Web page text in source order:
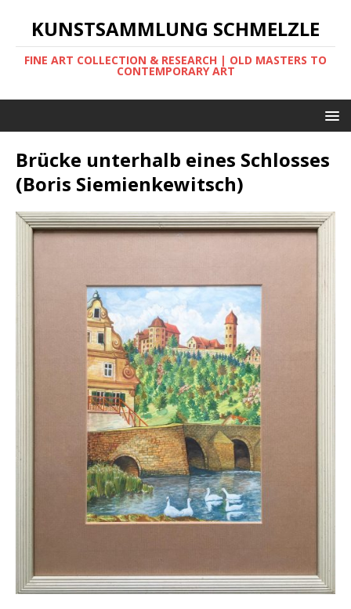
KUNSTSAMMLUNG SCHMELZLE
FINE ART COLLECTION & RESEARCH | OLD MASTERS TO
CONTEMPORARY ART
Brücke unterhalb eines Schlosses
(Boris Siemienkewitsch)